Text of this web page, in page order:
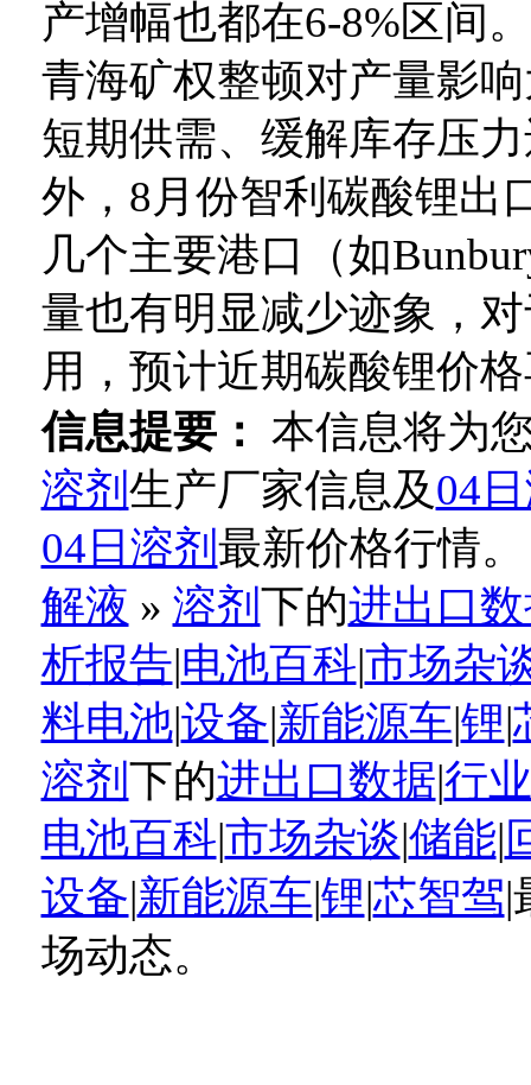
产增幅也都在6-8%区间
青海矿权整顿对产量影
短期供需、缓解库存压
外，8月份智利碳酸锂出
几个主要港口（如
量也有明显减少迹象，
用，预计近期碳酸锂价
信息提要： 本信息将为
溶剂 生产厂家信息及04
04日溶剂 最新价格行情
解液 » 溶剂 下的进出口
析报告|电池百科|市场杂
料电池|设备|新能源车|锂|
溶剂 下的进出口数据|行
电池百科|市场杂谈|储能|
设备|新能源车|锂|芯智驾|
场动态。